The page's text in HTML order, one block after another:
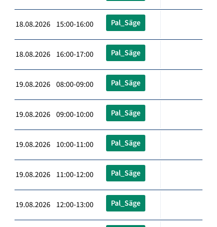
18.08.2026 15:00-16:00 Pal_Säge
18.08.2026 16:00-17:00 Pal_Säge
19.08.2026 08:00-09:00 Pal_Säge
19.08.2026 09:00-10:00 Pal_Säge
19.08.2026 10:00-11:00 Pal_Säge
19.08.2026 11:00-12:00 Pal_Säge
19.08.2026 12:00-13:00 Pal_Säge